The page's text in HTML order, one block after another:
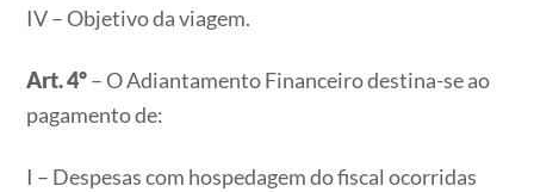
IV – Objetivo da viagem.
Art. 4º– O Adiantamento Financeiro destina-se ao
pagamento de:
I – Despesas com hospedagem do fiscal ocorridas